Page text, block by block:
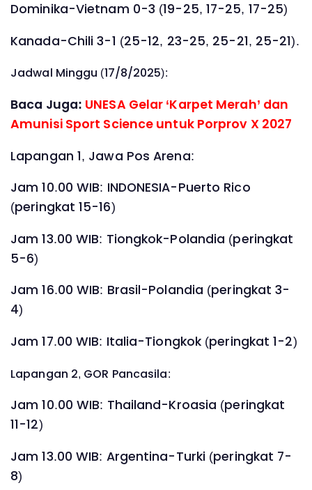
Dominika-Vietnam 0-3 (19-25, 17-25, 17-25)
Kanada-Chili 3-1 (25-12, 23-25, 25-21, 25-21).
Jadwal Minggu (17/8/2025):
Baca Juga: UNESA Gelar ‘Karpet Merah’ dan
Amunisi Sport Science untuk Porprov X 2027
Lapangan 1, Jawa Pos Arena:
Jam 10.00 WIB: INDONESIA-Puerto Rico
(peringkat 15-16)
Jam 13.00 WIB: Tiongkok-Polandia (peringkat
5-6)
Jam 16.00 WIB: Brasil-Polandia (peringkat 3-
4)
Jam 17.00 WIB: Italia-Tiongkok (peringkat 1-2)
Lapangan 2, GOR Pancasila:
Jam 10.00 WIB: Thailand-Kroasia (peringkat
11-12)
Jam 13.00 WIB: Argentina-Turki (peringkat 7-
8)